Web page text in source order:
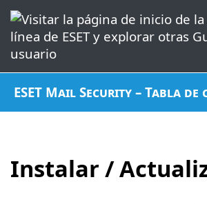
ESET Mail Security – Tabla
Instalar /